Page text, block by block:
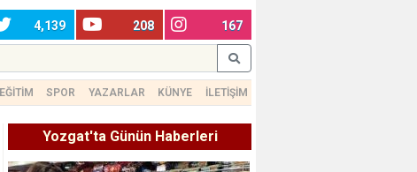
4,139 208 167
EĞİTİM SPOR YAZARLAR KÜNYE İLETİŞİM
Yozgat'ta Günün Haberleri